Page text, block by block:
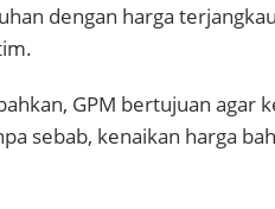
dengan harga
GPM bertujuan agar
sebab, kenaikan harga